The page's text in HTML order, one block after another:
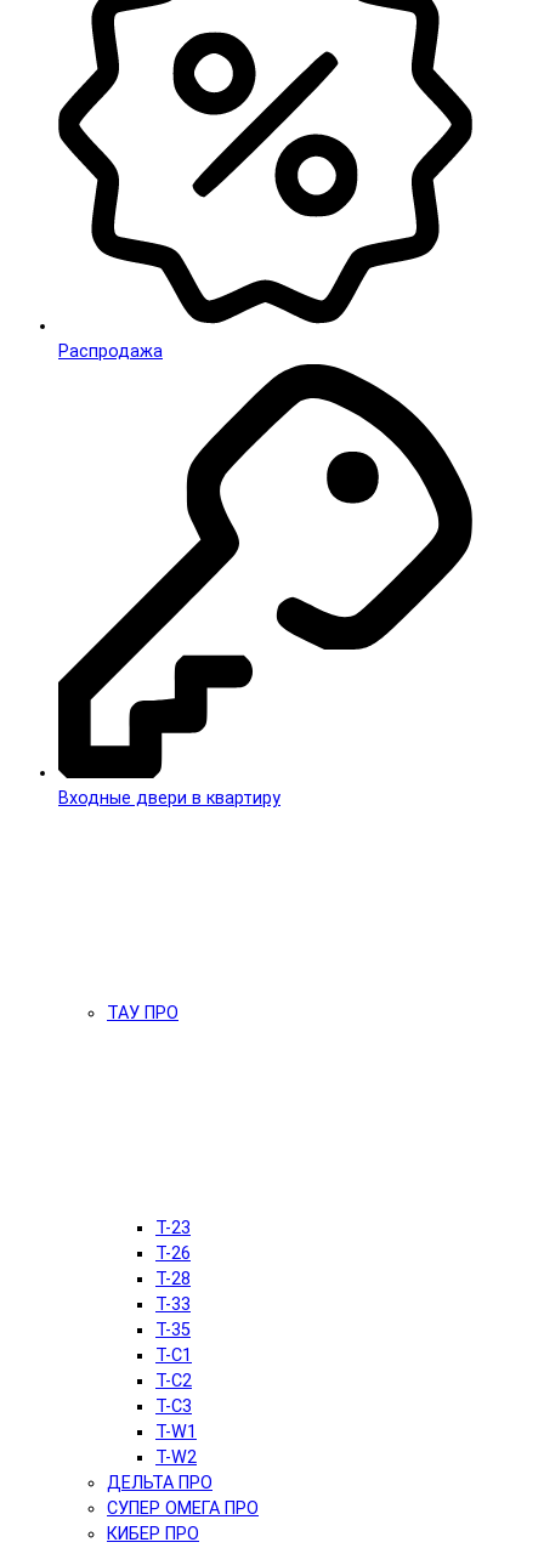
Распродажа
Входные двери в квартиру
ТАУ ПРО
T-23
T-26
T-28
T-33
T-35
T-C1
T-C2
T-C3
T-W1
T-W2
ДЕЛЬТА ПРО
СУПЕР ОМЕГА ПРО
КИБЕР ПРО